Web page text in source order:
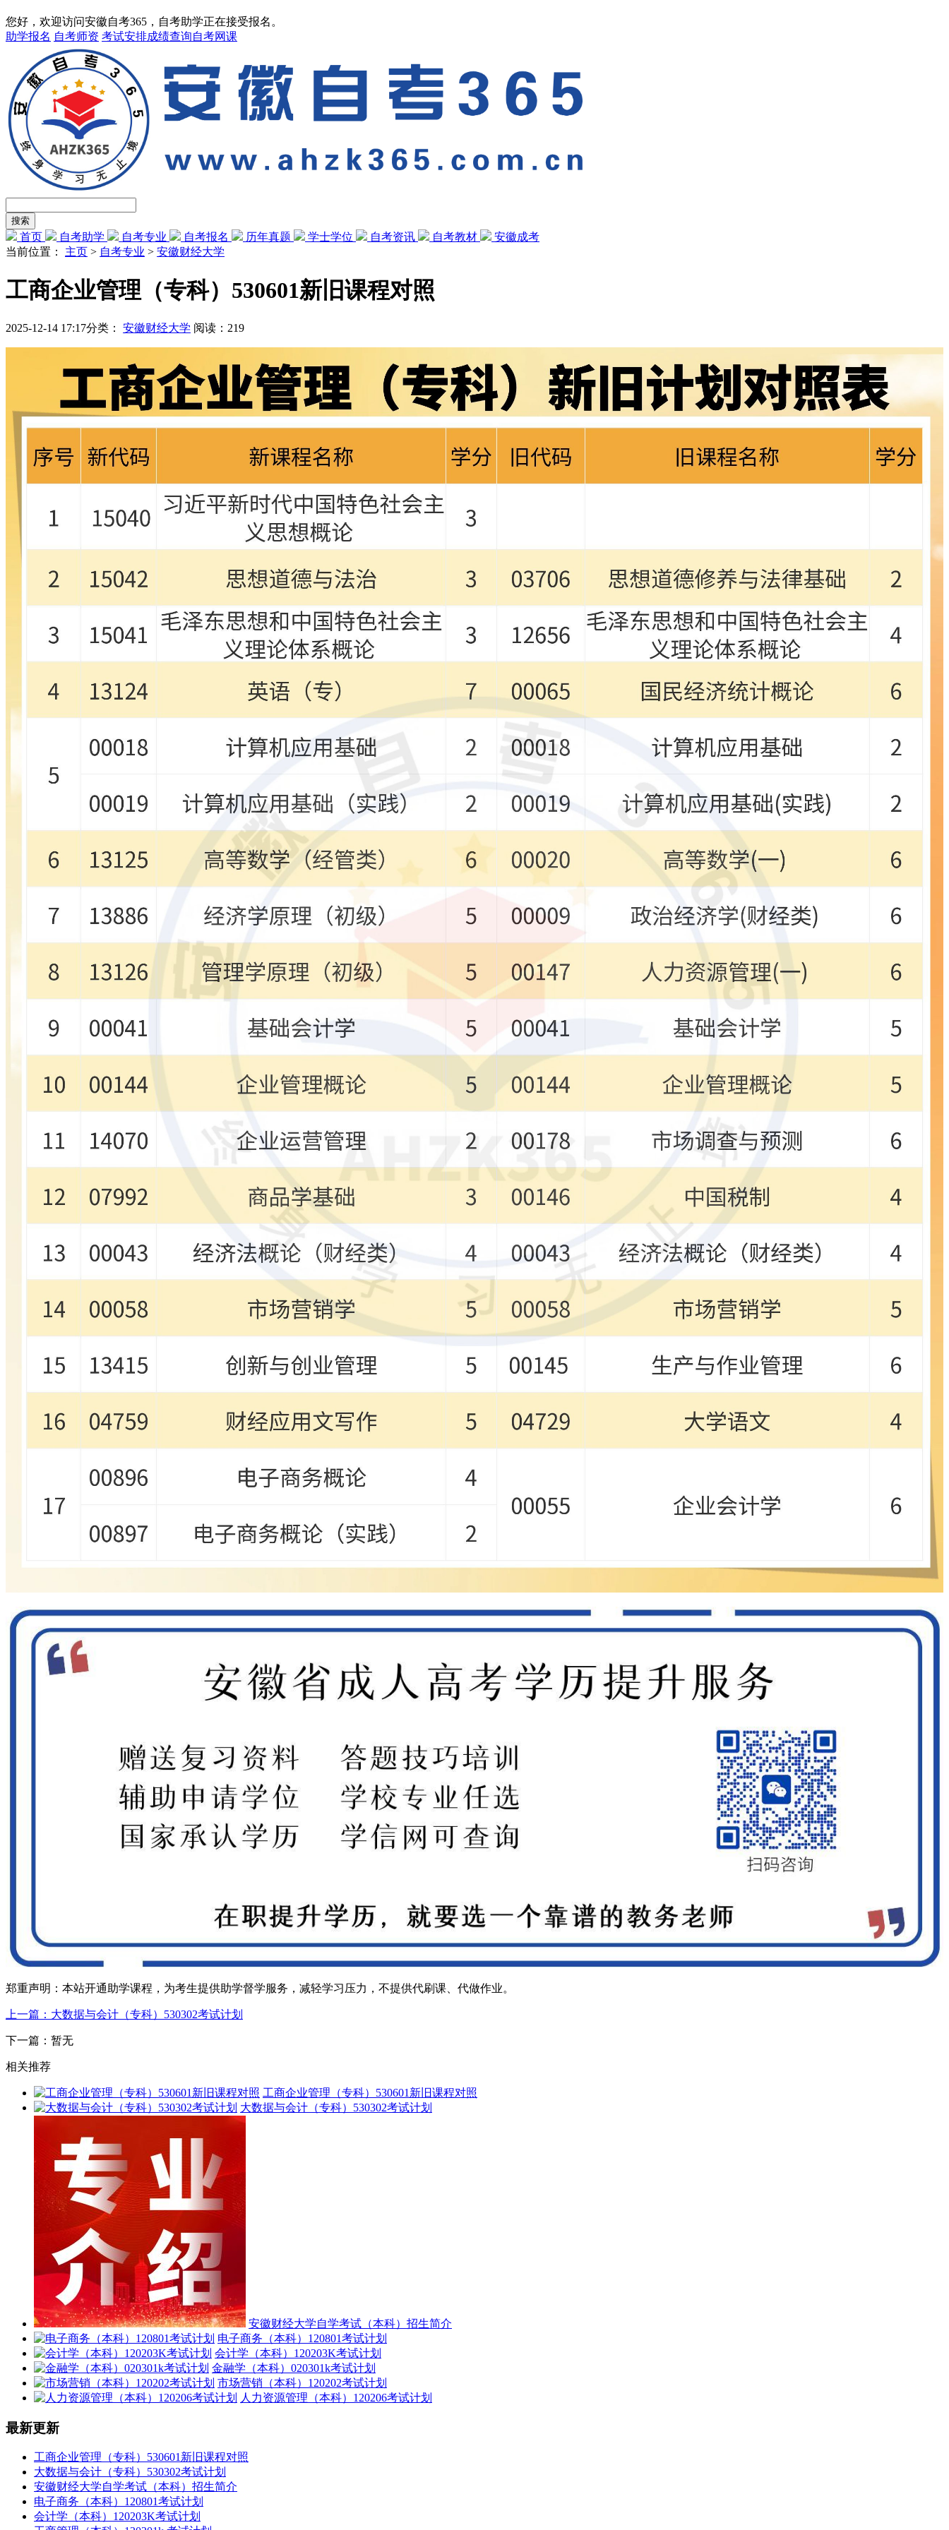
您好，欢迎访问安徽自考365，自考助学正在接受报名。
助学报名 自考师资 考试安排成绩查询自考网课
首页 自考助学 自考专业 自考报名 历年真题 学士学位 自考资讯 自考教材
安徽成考
当前位置： 主页 > 自考专业 > 安徽财经大学
工商企业管理（专科）530601新旧课程对照
2025-12-14 17:17分类： 安徽财经大学 阅读： 219
郑重声明：本站开通助学课程，为考生提供助学督学服务，减轻学习压力，不提供代刷课、代做作业。
上一篇：大数据与会计（专科）530302考试计划
下一篇：暂无
相关推荐
工商企业管理（专科）530601新旧课程对照
大数据与会计（专科）530302考试计划
安徽财经大学自学考试（本科）招生简介
电子商务（本科）120801考试计划
会计学（本科）120203K考试计划
金融学（本科）020301k考试计划
市场营销（本科）120202考试计划
人力资源管理（本科）120206考试计划
最新更新
工商企业管理（专科）530601新旧课程对照
大数据与会计（专科）530302考试计划
安徽财经大学自学考试（本科）招生简介
电子商务（本科）120801考试计划
会计学（本科）120203K考试计划